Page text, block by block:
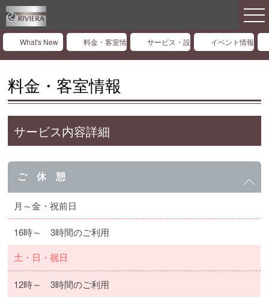
What's New 料金・客室情報 サービス・設備情報イベント情報
料金・客室情報
サービス内容詳細
ご 休 憩
月～金・祝前日
16時～ 3時間のご利用
土・日・祝日
12時～ 3時間のご利用